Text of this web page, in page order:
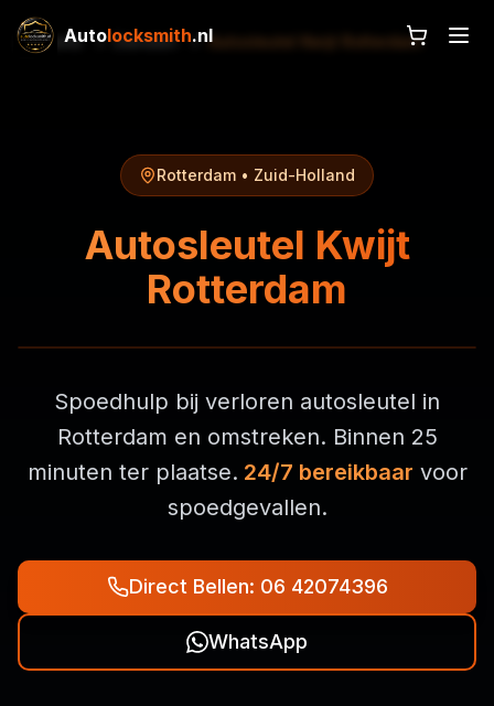
Autolocksmith.nl
Home Diensten Autosleutel Kwijt Rotterdam
Rotterdam • Zuid-Holland
Autosleutel Kwijt
Rotterdam
Spoedhulp bij verloren autosleutel in
Rotterdam en omstreken. Binnen 25
minuten ter plaatse. 24/7 bereikbaar voor
spoedgevallen.
Direct Bellen: 06 42074396
WhatsApp